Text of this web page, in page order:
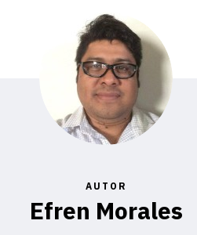
AUTOR
Efren Morales